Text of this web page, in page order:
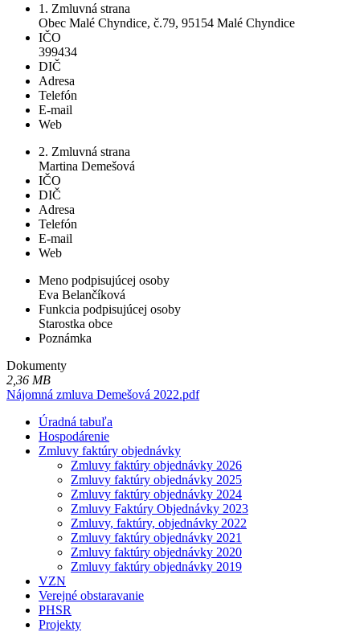
1. Zmluvná strana
Obec Malé Chyndice, č.79, 95154 Malé Chyndice
IČO
399434
DIČ
Adresa
Telefón
E-mail
Web
2. Zmluvná strana
Martina Demešová
IČO
DIČ
Adresa
Telefón
E-mail
Web
Meno podpisujúcej osoby
Eva Belančíková
Funkcia podpisujúcej osoby
Starostka obce
Poznámka
Dokumenty
2,36 MB
Nájomná zmluva Demešová 2022.pdf
Úradná tabuľa
Hospodárenie
Zmluvy faktúry objednávky
Zmluvy faktúry objednávky 2026
Zmluvy faktúry objednávky 2025
Zmluvy faktúry objednávky 2024
Zmluvy Faktúry Objednávky 2023
Zmluvy, faktúry, objednávky 2022
Zmluvy faktúry objednávky 2021
Zmluvy faktúry objednávky 2020
Zmluvy faktúry objednávky 2019
VZN
Verejné obstaravanie
PHSR
Projekty